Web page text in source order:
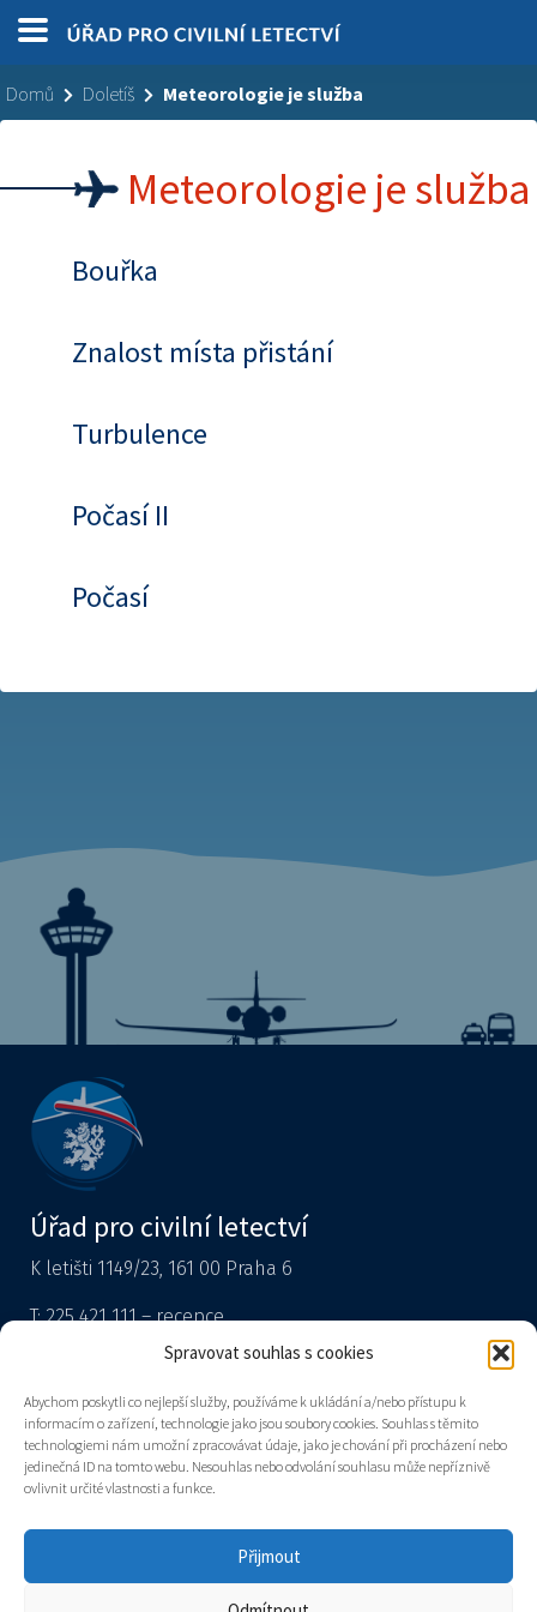
Spravovat souhlas s cookies
Abychom poskytli co nejlepší služby, používáme k ukládání a/nebo přístupu k
informacím o zařízení, technologie jako jsou soubory cookies. Souhlas s těmito
technologiemi nám umožní zpracovávat údaje, jako je chování při procházení nebo
jedinečná ID na tomto webu. Nesouhlas nebo odvolání souhlasu může nepříznivě
ovlivnit určité vlastnosti a funkce.
Přijmout
Domů Doletíš Meteorologie je služba
Meteorologie je služba
Bouřka
Znalost místa přistání
Turbulence
Počasí II
Počasí
Úřad pro civilní letectví
K letišti 1149/23, 161 00 Praha 6
T: 225 421 111 – recepce
podatelna@caa.gov.cz
Datová schránka: v8gaaz5
Úřad